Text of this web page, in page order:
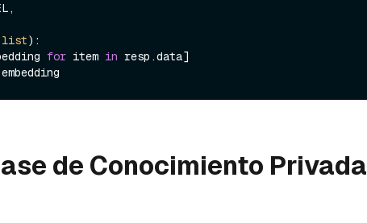
list):
for item in resp.data]
de Conocimiento Privada